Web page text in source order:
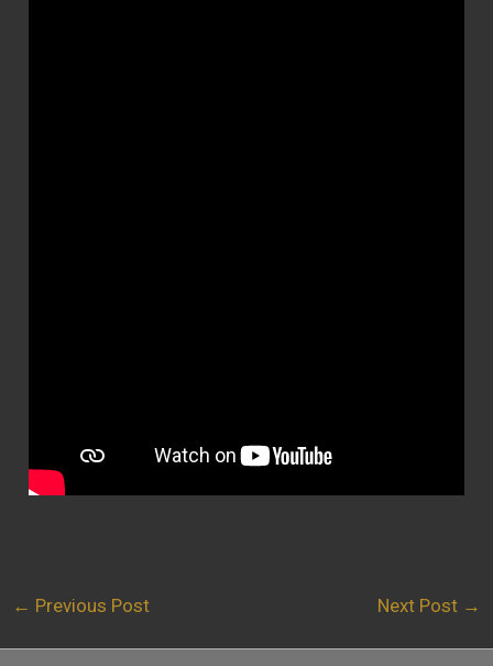
← Previous Post Next Post →